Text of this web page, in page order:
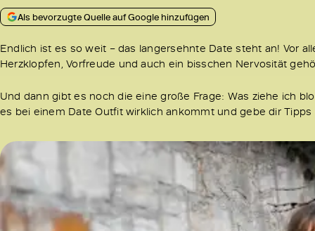
Als bevorzugte Quelle auf Google hinzufügen
Endlich ist es so weit – das langersehnte Date steht an! Vor
Herzklopfen, Vorfreude und auch ein bisschen Nervosität
Und dann gibt es noch die eine große Frage: Was ziehe ich
es bei einem Date Outfit wirklich ankommt und gebe dir